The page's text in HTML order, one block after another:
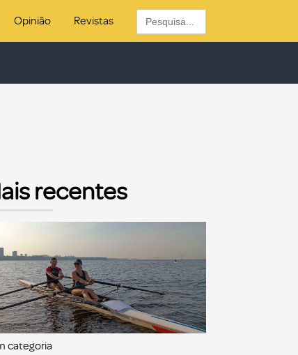
Opinião Revistas
Search
for:
recentes
categoria